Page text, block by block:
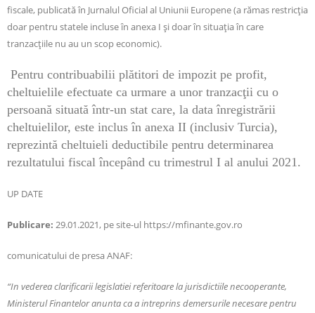
fiscale, publicată în Jurnalul Oficial al Uniunii Europene (a rămas restricția
doar pentru statele incluse în anexa I și doar în situația în care
tranzacțiile nu au un scop economic).
Pentru contribuabilii plătitori de impozit pe profit,
cheltuielile efectuate ca urmare a unor tranzacţii cu o
persoană situată într-un stat care, la data înregistrării
cheltuielilor, este inclus în anexa II (inclusiv Turcia),
reprezintă cheltuieli deductibile pentru determinarea
rezultatului fiscal începând cu trimestrul I al anului 2021.
UP DATE
Publicare: 29.01.2021, pe site-ul https://mfinante.gov.ro
comunicatului de presa ANAF:
“In vederea clarificarii legislatiei referitoare la jurisdictiile necooperante,
Ministerul Finantelor anunta ca a intreprins demersurile necesare pentru